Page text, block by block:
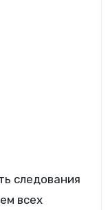
следования
всех